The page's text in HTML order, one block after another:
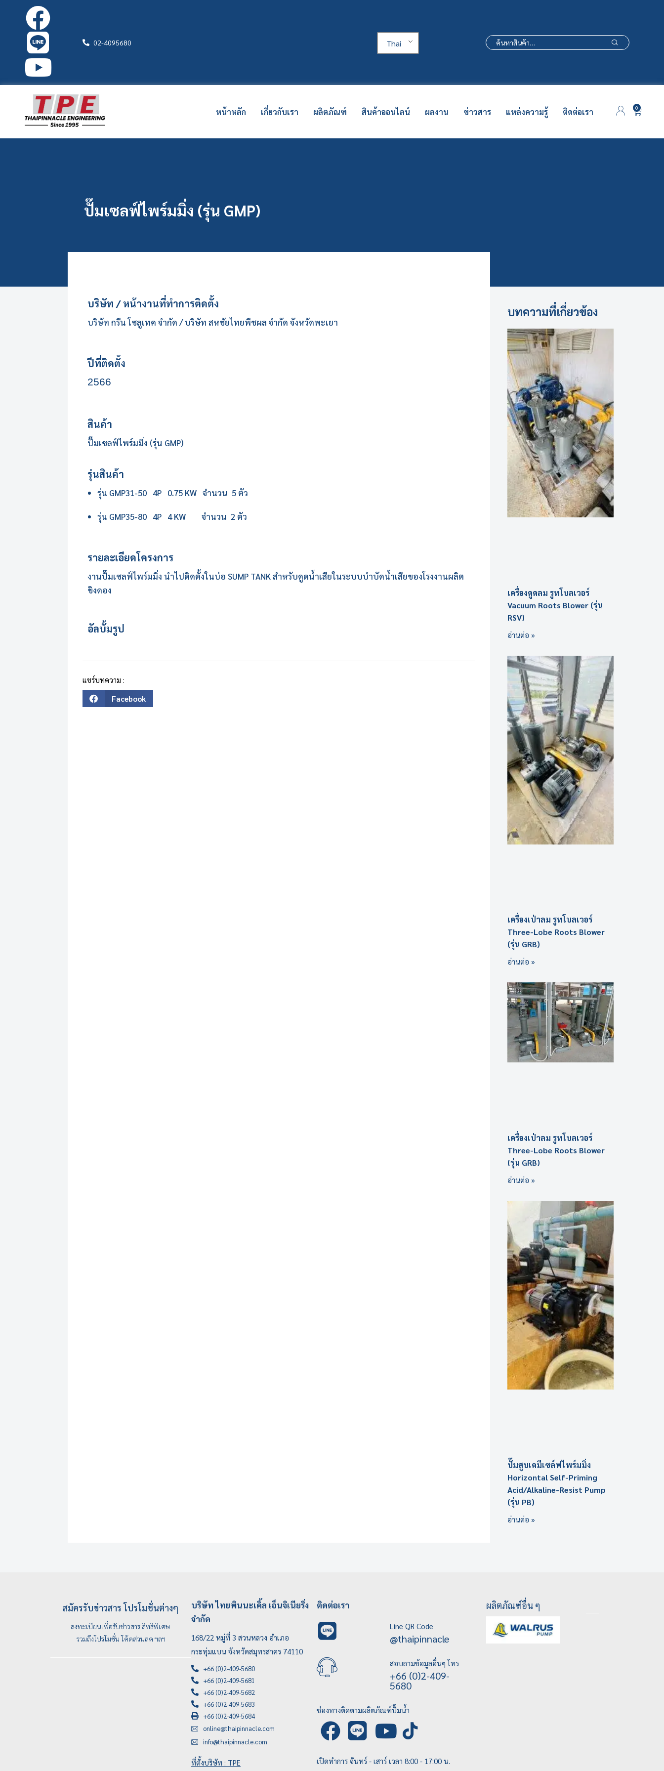
02-4095680 Thai
0
หน้าหลัก เกี่ยวกับเรา ผลิตภัณฑ์ สินค้าออนไลน์ ผลงาน ข่าวสาร แหล่งความรู้ ติดต่อเรา
ปั๊มเซลฟ์ไพร์มมิ่ง (รุ่น GMP)
บริษัท / หน้างานที่ทำการติดตั้ง
บริษัท กรีน โซลูเทค จำกัด / บริษัท สหชัยไทยพืชผล จำกัด จังหวัดพะเยา
ปีที่ติดตั้ง
2566
สินค้า
ปั๊มเซลฟ์ไพร์มมิ่ง (รุ่น GMP)
รุ่นสินค้า
รุ่น GMP31-50 4P 0.75 KW จำนวน 5 ตัว
รุ่น GMP35-80 4P 4 KW จำนวน 2 ตัว
รายละเอียดโครงการ
งานปั๊มเซลฟ์ไพร์มมิ่ง นำไปติดตั้งในบ่อ SUMP TANK สำหรับดูดน้ำเสียในระบบบำบัดน้ำเสียของโรงงานผลิต
ขิงดอง
อัลบั้มรูป
แชร์บทความ :
Facebook
บทความที่เกี่ยวข้อง
เครื่องดูดลม รูทโบลเวอร์
Vacuum Roots Blower (รุ่น
RSV)
อ่านต่อ »
เครื่องเป่าลม รูทโบลเวอร์
Three-Lobe Roots Blower
(รุ่น GRB)
อ่านต่อ »
เครื่องเป่าลม รูทโบลเวอร์
Three-Lobe Roots Blower
(รุ่น GRB)
อ่านต่อ »
ปั๊มสูบเคมีเซล์ฟไพร์มมิ่ง
Horizontal Self-Priming
Acid/Alkaline-Resist Pump
(รุ่น PB)
อ่านต่อ »
สมัครรับข่าวสาร โปรโมชั่นต่างๆ
ลงทะเบียนเพื่อรับข่าวสาร สิทธิพิเศษ
รวมถึงโปรโมชั่น โค้ดส่วนลด ฯลฯ
บริษัท ไทยพินนะเคิ้ล เอ็นจิเนียริ่ง
จำกัด
168/22 หมู่ที่ 3 สวนหลวง อำเภอ
กระทุ่มแบน จังหวัดสมุทรสาคร 74110
+66 (0)2-409-5680
+66 (0)2-409-5681
+66 (0)2-409-5682
+66 (0)2-409-5683
+66 (0)2-409-5684
online@thaipinnacle.com
info@thaipinnacle.com
ที่ตั้งบริษัท : TPE
ติดต่อเรา
Line QR Code
@thaipinnacle
สอบถามข้อมูลอื่นๆ โทร
+66 (0)2-409-
5680
ช่องทางติดตามผลิตภัณฑ์ปั๊มน้ำ
เปิดทำการ จันทร์ - เสาร์ เวลา 8:00 - 17:00 น.
ผลิตภัณฑ์อื่น ๆ